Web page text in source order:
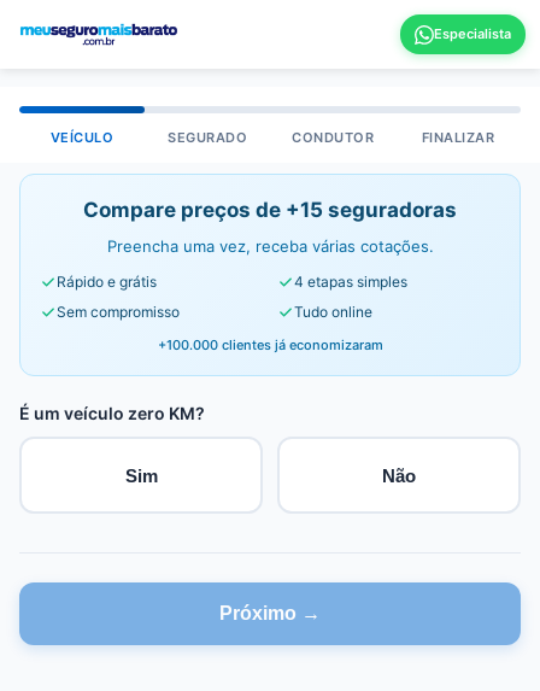
VEÍCULO SEGURADO CONDUTOR FINALIZAR
Compare preços de +15 seguradoras
Preencha uma vez, receba várias cotações.
Rápido e grátis
4 etapas simples
Sem compromisso
Tudo online
+100.000 clientes já economizaram
É um veículo zero KM?
Sim Não
Próximo →